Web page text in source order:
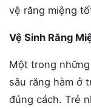
vệ răng miệng
Vệ Sinh Răng
Một trong
sâu răng hàm ở
đúng cách. Trẻ